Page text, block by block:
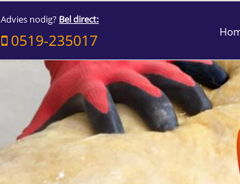
Advies nodig? Bel direct:
0519-235017